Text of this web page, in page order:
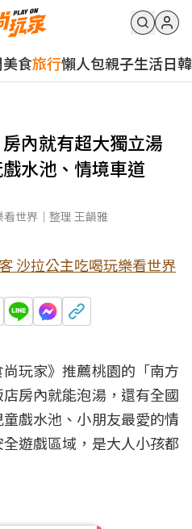
美食旅行懶人包親子生活日韓
內就有超大獨立湯
水池、情境車道
看世界｜整理 王韻雅
沙拉公主吃喝玩樂看世界
玩家》推薦桃園的「南方
店房內就能泡湯，還有全國
戲水池、小朋友最愛的情
遊戲區域，是大人小孩都